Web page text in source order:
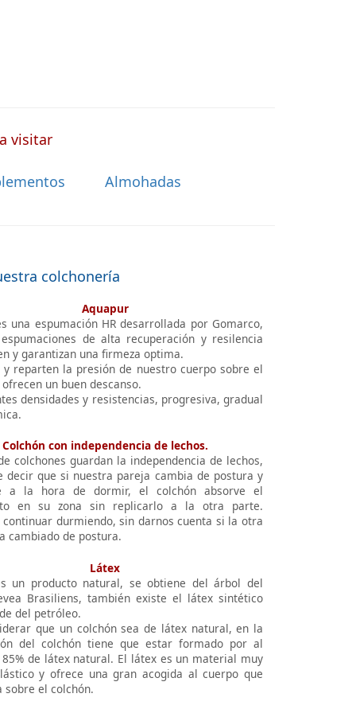
visitar
Almohadas
colchonería
Aquapur
una espumación HR desarrollada por Gomarco,
de alta recuperación y resilencia
y garantizan una firmeza optima.
y reparten la presión de nuestro cuerpo sobre el
un buen descanso.
densidades y resistencias, progresiva, gradual
Colchón con independencia de lechos.
colchones guardan la independencia de lechos,
decir que si nuestra pareja cambia de postura y
a la hora de dormir, el colchón absorve el
en su zona sin replicarlo a la otra parte.
continuar durmiendo, sin darnos cuenta si la otra
cambiado de postura.
Látex
un producto natural, se obtiene del árbol del
Brasiliens, también existe el látex sintético
del petróleo.
que un colchón sea de látex natural, en la
del colchón tiene que estar formado por al
85% de látex natural. El látex es un material muy
y ofrece una gran acogida al cuerpo que
sobre el colchón.